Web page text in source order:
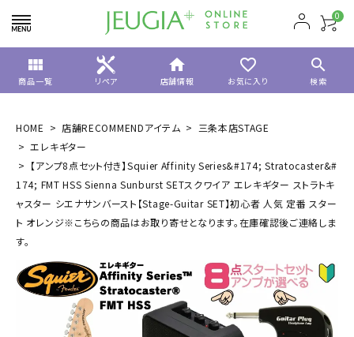
0
view_module
商品一覧 リペア
home
店舗情報
favorite_border
お気に入り
search
検索
HOME 店舗RECOMMENDアイテム
三条本店STAGE
エレキギター
【アンプ8点セット付き】Squier Affinity Series&#174; Stratocaster&#
174; FMT HSS Sienna Sunburst SETスクワイア エレキギター ストラトキ
ャスター シエナサンバースト【Stage-Guitar SET】初心者 人気 定番 スター
ト オレンジ※こちらの商品はお取り寄せとなります。在庫確認後ご連絡しま
す。